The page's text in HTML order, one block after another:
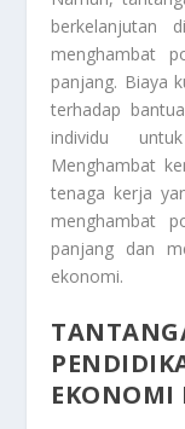
berkelanjutan
menghambat
panjang. Biaya
terhadap
individu
Menghambat
tenaga kerja
menghambat
panjang dan
ekonomi.
EKONOMI